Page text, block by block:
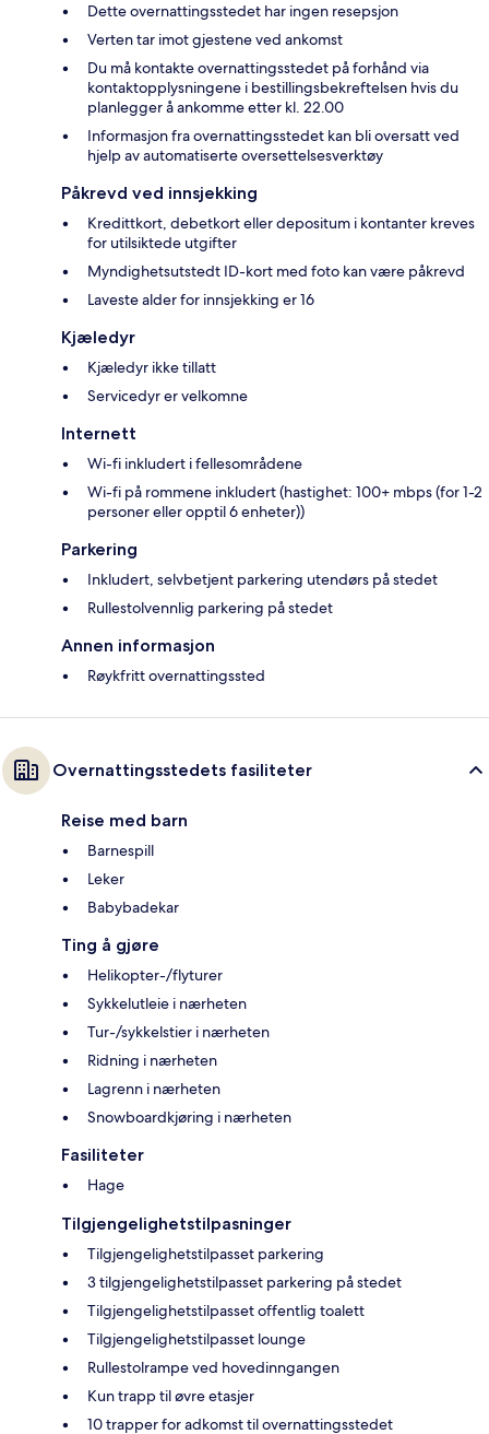
Dette overnattingsstedet har ingen resepsjon
Verten tar imot gjestene ved ankomst
Du må kontakte overnattingsstedet på forhånd via
kontaktopplysningene i bestillingsbekreftelsen hvis du
planlegger å ankomme etter kl. 22.00
Informasjon fra overnattingsstedet kan bli oversatt ved
hjelp av automatiserte oversettelsesverktøy
Påkrevd ved innsjekking
Kredittkort, debetkort eller depositum i kontanter kreves
for utilsiktede utgifter
Myndighetsutstedt ID-kort med foto kan være påkrevd
Laveste alder for innsjekking er 16
Kjæledyr
Kjæledyr ikke tillatt
Servicedyr er velkomne
Internett
Wi-fi inkludert i fellesområdene
Wi-fi på rommene inkludert (hastighet: 100+ mbps (for 1-2
personer eller opptil 6 enheter))
Parkering
Inkludert, selvbetjent parkering utendørs på stedet
Rullestolvennlig parkering på stedet
Annen informasjon
Røykfritt overnattingssted
Overnattingsstedets fasiliteter
Reise med barn
Barnespill
Leker
Babybadekar
Ting å gjøre
Helikopter-/flyturer
Sykkelutleie i nærheten
Tur-/sykkelstier i nærheten
Ridning i nærheten
Lagrenn i nærheten
Snowboardkjøring i nærheten
Fasiliteter
Hage
Tilgjengelighetstilpasninger
Tilgjengelighetstilpasset parkering
3 tilgjengelighetstilpasset parkering på stedet
Tilgjengelighetstilpasset offentlig toalett
Tilgjengelighetstilpasset lounge
Rullestolrampe ved hovedinngangen
Kun trapp til øvre etasjer
10 trapper for adkomst til overnattingsstedet